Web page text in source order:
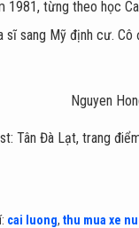
1981, từng theo học
sĩ sang Mỹ định cư.
Tân Đà Lạt, trang
cai luong, thu mua xe